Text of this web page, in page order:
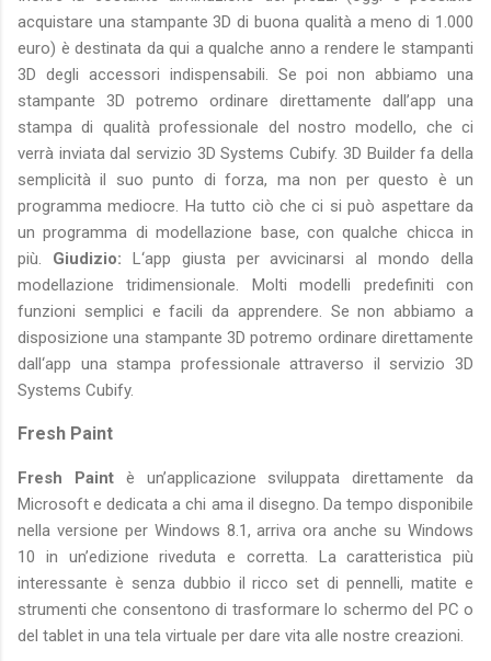
acquistare una stampante 3D di buona qualità a meno di 1.000
euro) è destinata da qui a qualche anno a rendere le stampanti
3D degli accessori indispensabili. Se poi non abbiamo una
stampante 3D potremo ordinare direttamente dall’app una
stampa di qualità professionale del nostro modello, che ci
verrà inviata dal servizio 3D Systems Cubify. 3D Builder fa della
semplicità il suo punto di forza, ma non per questo è un
programma mediocre. Ha tutto ciò che ci si può aspettare da
un programma di modellazione base, con qualche chicca in
più. Giudizio: L‘app giusta per avvicinarsi al mondo della
modellazione tridimensionale. Molti modelli predefiniti con
funzioni semplici e facili da apprendere. Se non abbiamo a
disposizione una stampante 3D potremo ordinare direttamente
dall‘app una stampa professionale attraverso il servizio 3D
Systems Cubify.
Fresh Paint
Fresh Paintè un’applicazione sviluppata direttamente da
Microsoft e dedicata a chi ama il disegno. Da tempo disponibile
nella versione per Windows 8.1, arriva ora anche su Windows
10 in un’edizione riveduta e corretta. La caratteristica più
interessante è senza dubbio il ricco set di pennelli, matite e
strumenti che consentono di trasformare lo schermo del PC o
del tablet in una tela virtuale per dare vita alle nostre creazioni.